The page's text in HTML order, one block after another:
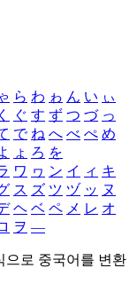
ら わ ゎ ん い ぃ
く ぐ す ず つ づ っ
で ね へ べ ぺ め
ょ ろ を
ワ ヮ ン イ ィ キ
ス ズ ツ ヅ ッ ヌ
ヘ ベ ペ メ レ オ
ヲ ―
으로 중국어를 변환